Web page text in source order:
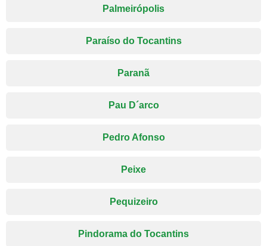
Palmeirópolis
Paraíso do Tocantins
Paranã
Pau D´arco
Pedro Afonso
Peixe
Pequizeiro
Pindorama do Tocantins